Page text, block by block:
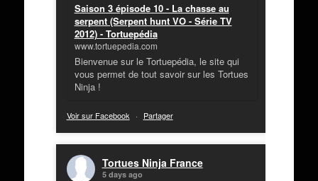
Saison 3 épisode 10 - La chasse au
serpent (Serpent hunt VO - Série TV
2012) - Tortuepédia
www.tortuepedia.com
Bienvenue sur le Tortuepédia, le site qui
vous permet de tout savoir sur les Tortues
Ninja !
Voir sur Facebook · Partager
Tortues Ninja France
5 days ago